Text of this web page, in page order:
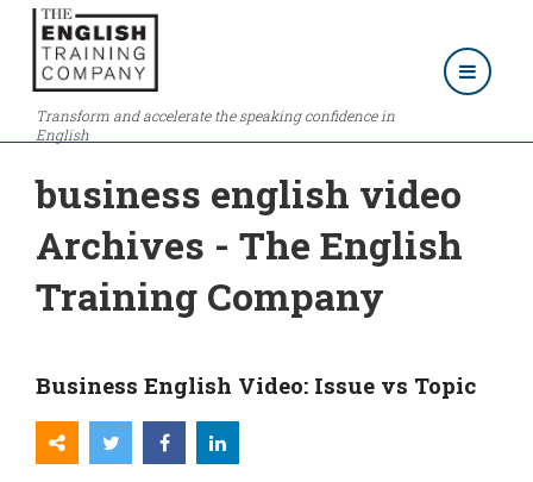
Transform and accelerate the speaking confidence in
English
business english video
Archives - The English
Training Company
Business English Video: Issue vs Topic